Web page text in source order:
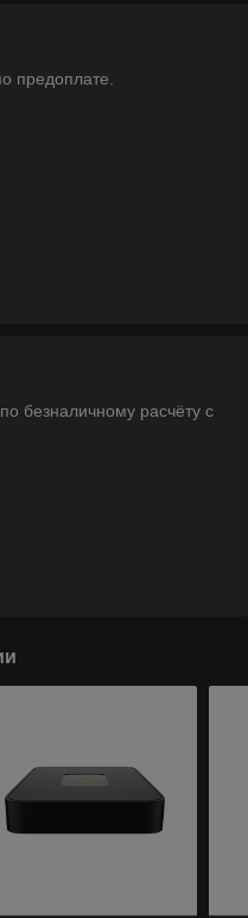
предоплате.
безналичному расчёту с